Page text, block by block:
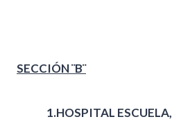
SECCIÓN ¨B¨
1.HOSPITAL ESCUELA,